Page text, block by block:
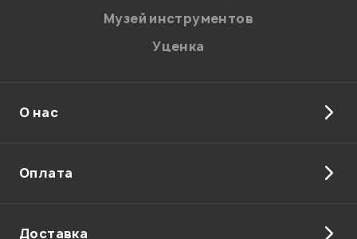
Музей инструментов
Уценка
О нас
Оплата
Доставка